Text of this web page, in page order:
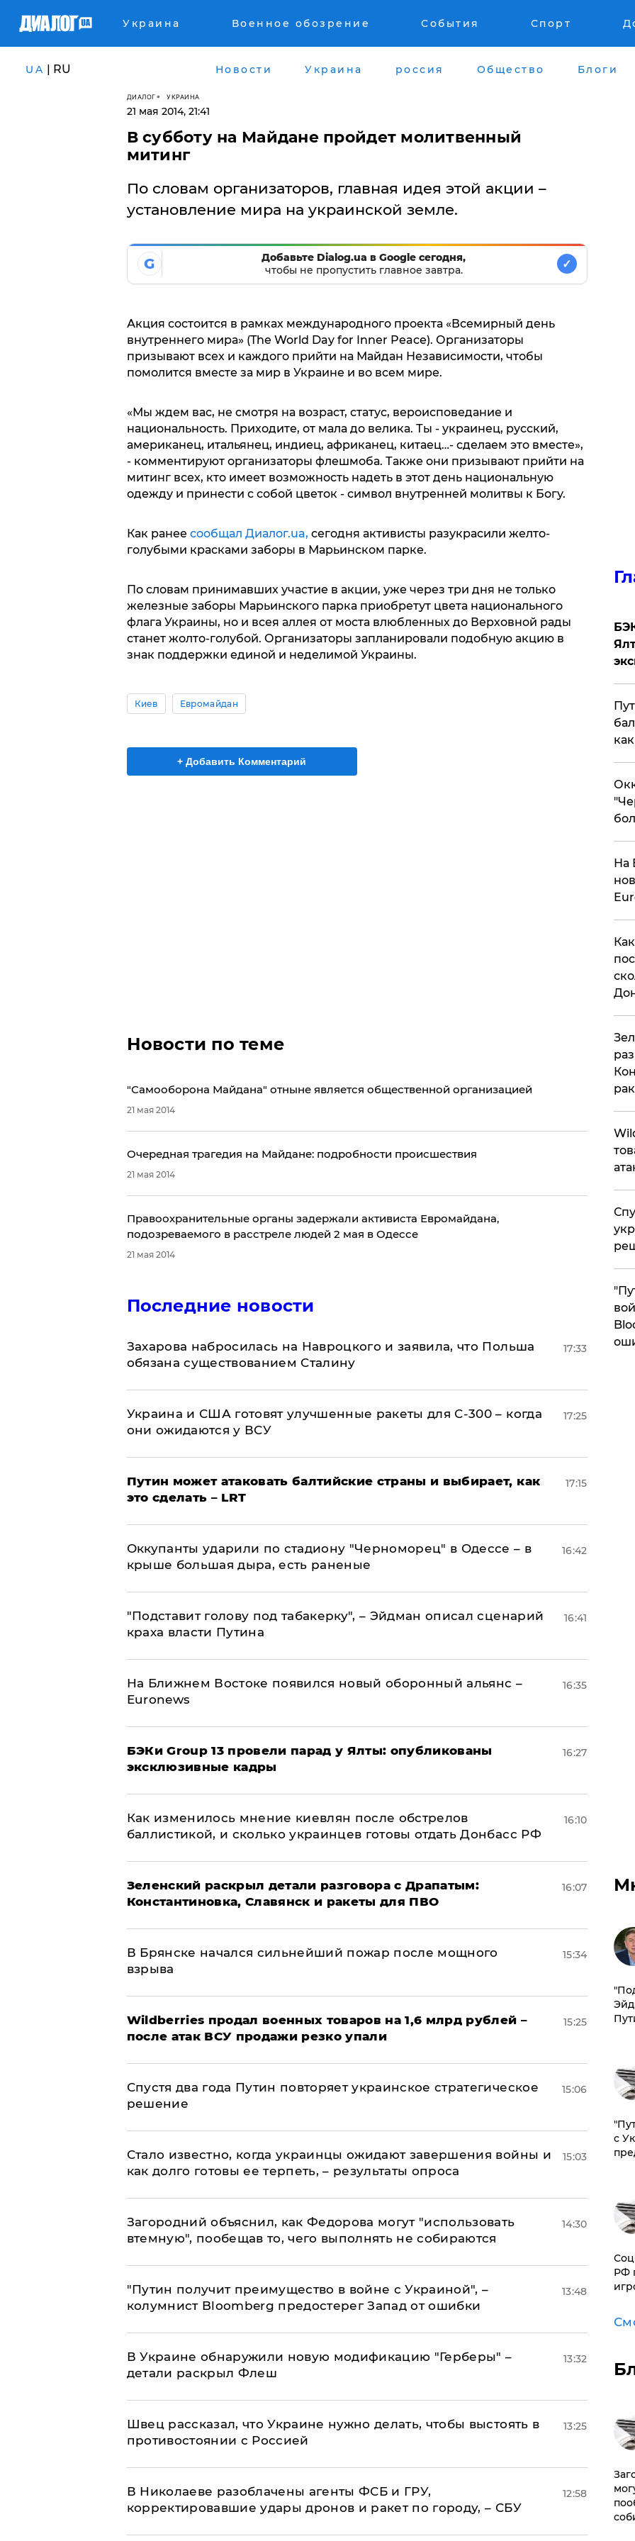
Украина Военное обозрение События Спорт
UA | RU Новости Украина россия Общество Блоги
ДИАЛОГ УКРАИНА
21 мая 2014, 21:41
В субботу на Майдане пройдет молитвенный
митинг
По словам организаторов, главная идея этой акции –
установление мира на украинской земле.
G
Добавьте Dialog.ua в Google сегодня,
чтобы не пропустить главное завтра.
✓
Акция состоится в рамках международного проекта «Всемирный день
внутреннего мира» (The World Day for Inner Peace). Организаторы
призывают всех и каждого прийти на Майдан Независимости, чтобы
помолится вместе за мир в Украине и во всем мире.
«Мы ждем вас, не смотря на возраст, статус, вероисповедание и
национальность. Приходите, от мала до велика. Ты - украинец, русский,
американец, итальянец, индиец, африканец, китаец…- сделаем это вместе»,
- комментируют организаторы флешмоба. Также они призывают прийти на
митинг всех, кто имеет возможность надеть в этот день национальную
одежду и принести с собой цветок - символ внутренней молитвы к Богу.
Как ранее сообщал Диалог.ua, сегодня активисты разукрасили желто-
голубыми красками заборы в Марьинском парке.
По словам принимавших участие в акции, уже через три дня не только
железные заборы Марьинского парка приобретут цвета национального
флага Украины, но и всея аллея от моста влюбленных до Верховной рады
станет жолто-голубой. Организаторы запланировали подобную акцию в
знак поддержки единой и неделимой Украины.
Киев Евромайдан
+ Добавить Комментарий
Новости по теме
"Самооборона Майдана" отныне является общественной организацией
21 мая 2014
Очередная трагедия на Майдане: подробности происшествия
21 мая 2014
Правоохранительные органы задержали активиста Евромайдана,
подозреваемого в расстреле людей 2 мая в Одессе
21 мая 2014
Последние новости
​Захарова набросилась на Навроцкого и заявила, что Польша
обязана существованием Сталину
17:33
Украина и США готовят улучшенные ракеты для С-300 – когда
они ожидаются у ВСУ
17:25
Путин может атаковать балтийские страны и выбирает, как
это сделать – LRT
17:15
Оккупанты ударили по стадиону "Черноморец" в Одессе – в
крыше большая дыра, есть раненые
16:42
​"Подставит голову под табакерку", – Эйдман описал сценарий
краха власти Путина
16:41
На Ближнем Востоке появился новый оборонный альянс –
Euronews
16:35
​БЭКи Group 13 провели парад у Ялты: опубликованы
эксклюзивные кадры
16:27
Как изменилось мнение киевлян после обстрелов
баллистикой, и сколько украинцев готовы отдать Донбасс РФ
16:10
​Зеленский раскрыл детали разговора с Драпатым:
Константиновка, Славянск и ракеты для ПВО
16:07
В Брянске начался сильнейший пожар после мощного
взрыва
15:34
​Wildberries продал военных товаров на 1,6 млрд рублей –
после атак ВСУ продажи резко упали
15:25
Спустя два года Путин повторяет украинское стратегическое
решение
15:06
Стало известно, когда украинцы ожидают завершения войны и
как долго готовы ее терпеть, – результаты опроса
15:03
Загородний объяснил, как Федорова могут "использовать
втемную", пообещав то, чего выполнять не собираются
14:30
"Путин получит преимущество в войне с Украиной", –
колумнист Bloomberg предостерег Запад от ошибки
13:48
В Украине обнаружили новую модификацию "Герберы" –
детали раскрыл Флеш
13:32
Швец рассказал, что Украине нужно делать, чтобы выстоять в
противостоянии с Россией
13:25
В Николаеве разоблачены агенты ФСБ и ГРУ,
корректировавшие удары дронов и ракет по городу, – СБУ
12:58
На
с
РФ